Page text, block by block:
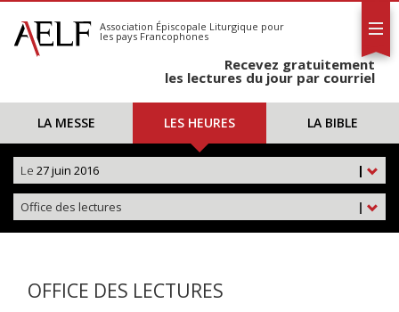
S'abonner
Calendrier
Association Épiscopale Liturgique pour
les pays Francophones
Recevez gratuitement
les lectures du jour par courriel
LA MESSE LES HEURES LA BIBLE
|
Le 27 juin 2016
|
Office des lectures
OFFICE DES LECTURES